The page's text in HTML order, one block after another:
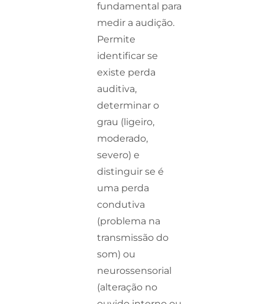
fundamental para
medir a audição.
Permite
identificar se
existe perda
auditiva,
determinar o
grau (ligeiro,
moderado,
severo) e
distinguir se é
uma perda
condutiva
(problema na
transmissão do
som) ou
neurossensorial
(alteração no